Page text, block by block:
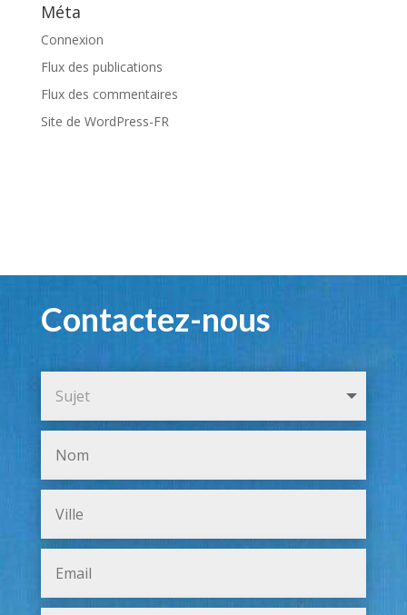
Méta
Connexion
Flux des publications
Flux des commentaires
Site de WordPress-FR
Contactez-nous